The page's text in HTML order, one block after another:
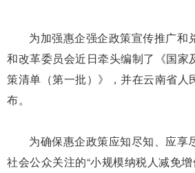
为加强惠企强企政策宣传推广和
和改革委员会近日牵头编制了《国家
策清单（第一批）》，并在云南省人
布。
为确保惠企政策应知尽知、应享
社会公众关注的“小规模纳税人减免